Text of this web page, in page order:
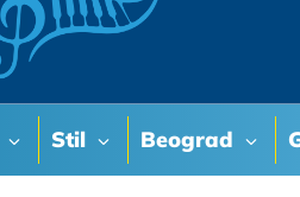
Stil Beograd